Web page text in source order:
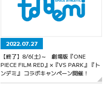
2022.07.27
【終了】8/6(土)～ 劇場版『ONE
PIECE FILM RED』×『VS PARK』『ト
ンデミ』 コラボキャンペーン開催！